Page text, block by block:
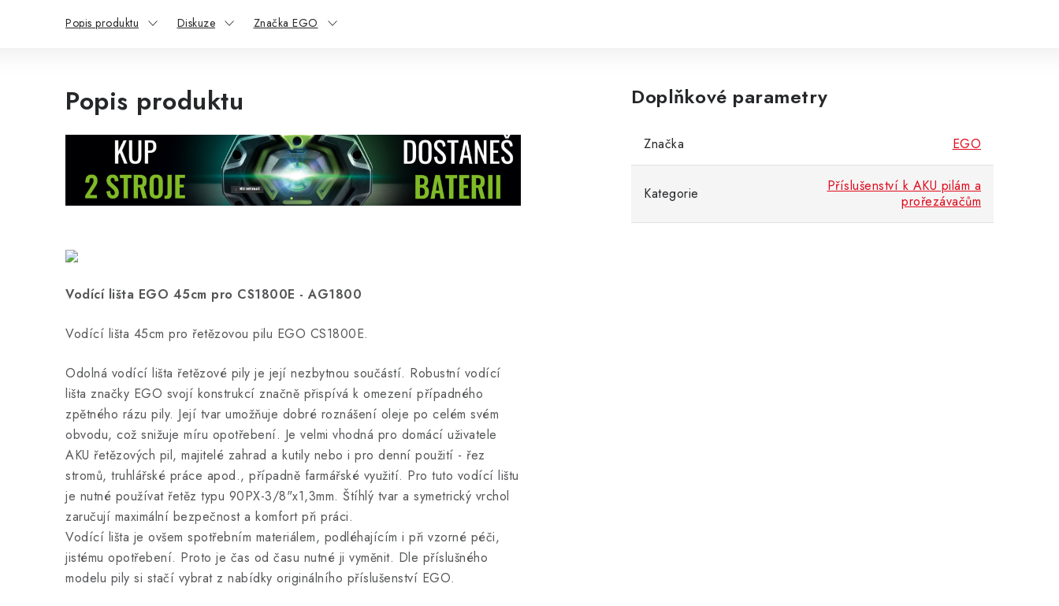
Popis produktu Diskuze Značka EGO
Popis produktu
Vodící lišta EGO 45cm pro CS1800E - AG1800
Vodící lišta 45cm pro řetězovou pilu EGO CS1800E.
Odolná vodící lišta řetězové pily je její nezbytnou součástí. Robustní vodící
lišta značky EGO svojí konstrukcí značně přispívá k omezení případného
zpětného rázu pily. Její tvar umožňuje dobré roznášení oleje po celém svém
obvodu, což snižuje míru opotřebení. Je velmi vhodná pro domácí uživatele
AKU řetězových pil, majitelé zahrad a kutily nebo i pro denní použití - řez
stromů, truhlářské práce apod., případně farmářské využití. Pro tuto vodící lištu
je nutné používat řetěz typu 90PX-3/8"x1,3mm. Štíhlý tvar a symetrický vrchol
zaručují maximální bezpečnost a komfort při práci.
Vodící lišta je ovšem spotřebním materiálem, podléhajícím i při vzorné péči,
jistému opotřebení. Proto je čas od času nutné ji vyměnit. Dle příslušného
modelu pily si stačí vybrat z nabídky originálního příslušenství EGO.
Doplňkové parametry
Značka EGO
Kategorie
Příslušenství k AKU pilám a
prořezávačům